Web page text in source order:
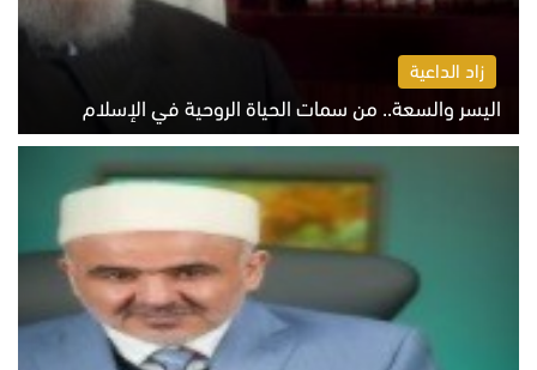
زاد الداعية
اليسر والسعة.. من سمات الحياة الروحية في الإسلام
الثلاثاء 4 أغسطس 2026 12:56 م